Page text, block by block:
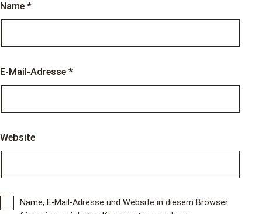
Name *
E-Mail-Adresse *
Website
Name, E-Mail-Adresse und Website in diesem Browser